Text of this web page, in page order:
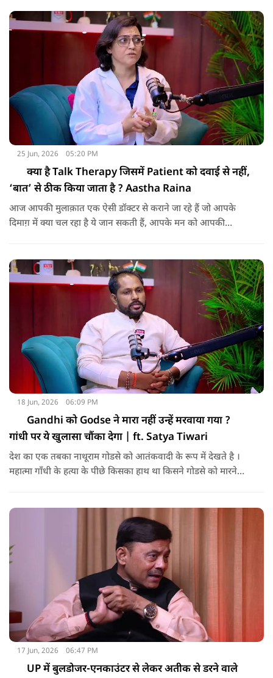
of Israel's role, and how India can assist Palestine—
speaking candidly about all these matters in this
25 Jun, 2026 05:20 PM
क्या है Talk Therapy जिसमें Patient को दवाई से नहीं,
‘बात’ से ठीक किया जाता है ? Aastha Raina
आज आपकी मुलाक़ात एक ऐसी डॉक्टर से कराने जा रहे हैं जो आपके
दिमाग़ में क्या चल रहा है ये जान सकती हैं, आपके मन को आपकी
आस्था रैना की ज़रूरी बातों को सुनना और समझाने आपके लिए ज़रूरी है।
18 Jun, 2026 06:09 PM
Gandhi को Godse ने मारा नहीं उन्हें मरवाया गया ?
गांधी पर ये खुलासा चौंका देगा | ft. Satya Tiwari
देश का एक तबका नाथूराम गोडसे को आतंकवादी के रूप में देखते है ।
महात्मा गाँधी के हत्या के पीछे किसका हाथ था किसने गोडसे को मारने
17 Jun, 2026 06:47 PM
UP में बुलडोजर-एनकाउंटर से लेकर अतीक से डरने वाले